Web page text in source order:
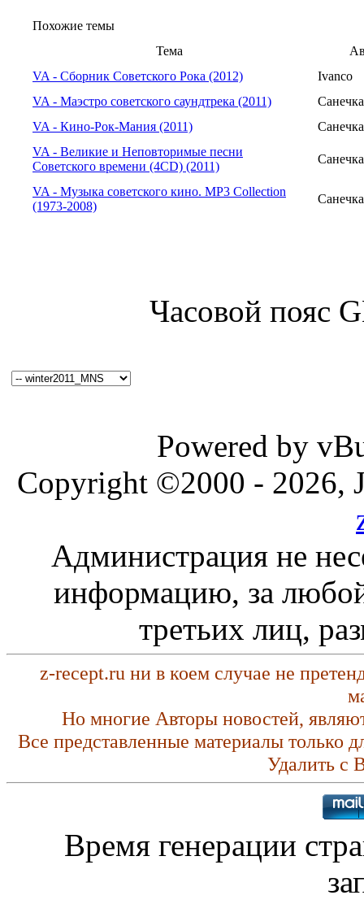
Похожие темы
Тема
VA - Сборник Советского Рока (2012)
Ivanco
VA - Маэстро советского саундтрека (2011)
Санечка
VA - Кино-Рок-Мания (2011)
Санечка
VA - Великие и Неповторимые песни
Советского времени (4CD) (2011)
Санечка
VA - Музыка советского кино. MP3 Collection
(1973-2008)
Санечка
Часовой пояс
Powered by
Copyright ©2000 - 2026,
Администрация не
информацию, за любой
третьих лиц,
z-recept.ru ни в коем случае не
Но многие Авторы новостей,
Все представленные материалы только
Удалить с
Время генерации